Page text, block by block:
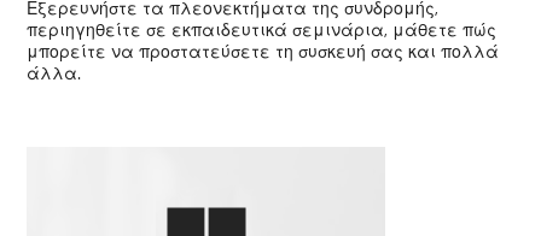
Εξερευνήστε τα πλεονεκτήματα της συνδρομής,
περιηγηθείτε σε εκπαιδευτικά σεμινάρια, μάθετε πώς
μπορείτε να προστατεύσετε τη συσκευή σας και πολλά
άλλα.